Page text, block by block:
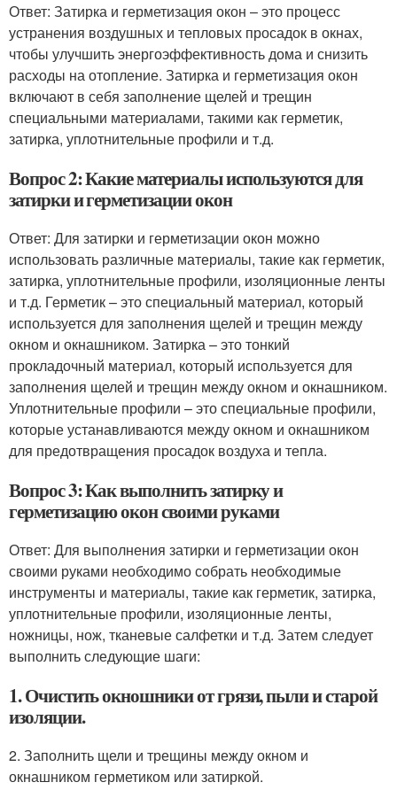
Ответ: Затирка и герметизация окон – это процесс
устранения воздушных и тепловых просадок в окнах,
чтобы улучшить энергоэффективность дома и снизить
расходы на отопление. Затирка и герметизация окон
включают в себя заполнение щелей и трещин
специальными материалами, такими как герметик,
затирка, уплотнительные профили и т.д.
Вопрос 2: Какие материалы используются для
затирки и герметизации окон
Ответ: Для затирки и герметизации окон можно
использовать различные материалы, такие как герметик,
затирка, уплотнительные профили, изоляционные ленты
и т.д. Герметик – это специальный материал, который
используется для заполнения щелей и трещин между
окном и окнашником. Затирка – это тонкий
прокладочный материал, который используется для
заполнения щелей и трещин между окном и окнашником.
Уплотнительные профили – это специальные профили,
которые устанавливаются между окном и окнашником
для предотвращения просадок воздуха и тепла.
Вопрос 3: Как выполнить затирку и
герметизацию окон своими руками
Ответ: Для выполнения затирки и герметизации окон
своими руками необходимо собрать необходимые
инструменты и материалы, такие как герметик, затирка,
уплотнительные профили, изоляционные ленты,
ножницы, нож, тканевые салфетки и т.д. Затем следует
выполнить следующие шаги:
1. Очистить окношники от грязи, пыли и старой
изоляции.
2. Заполнить щели и трещины между окном и
окнашником герметиком или затиркой.